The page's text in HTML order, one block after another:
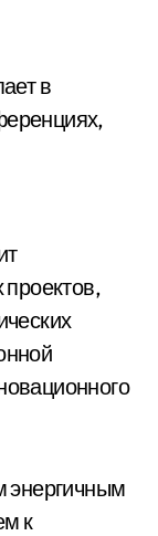
в
проектов,
энергичным
к